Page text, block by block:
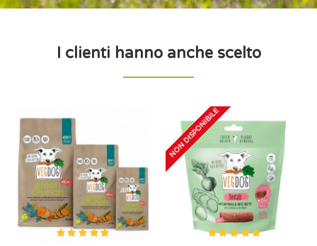
I clienti hanno anche scelto
NON DISPONIBILE